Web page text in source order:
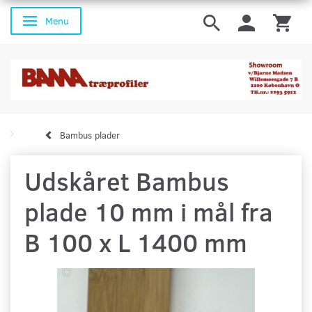
Skifte navigation
Menu
Bambus plader
Udskåret Bambus
plade 10 mm i mål fra
B 100 x L 1400 mm